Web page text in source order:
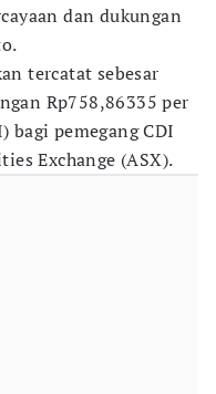
dan dukungan
tercatat sebesar
Rp758,86335 per
bagi pemegang CDI
Exchange (ASX).